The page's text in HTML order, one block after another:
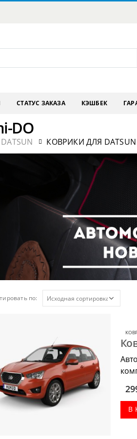
СТАТУС ЗАКАЗА КЭШБЕК
DO
КОВРИКИ ДЛЯ DATSUN
по:
В